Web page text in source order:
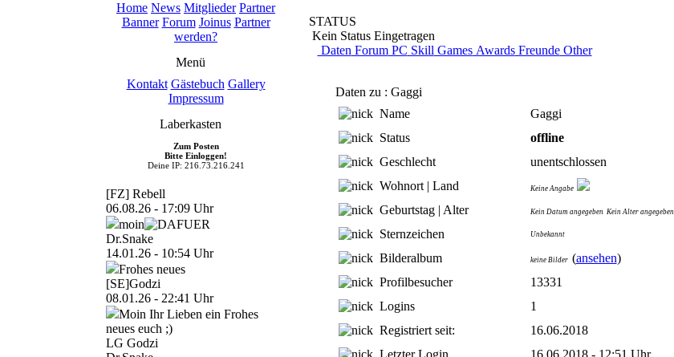
Home News Mitglieder Partner
Banner Forum Joinus Partner
werden?
Menü
Kontakt Gästebuch Gallery
Impressum
Laberkasten
Zum Posten
Bitte Einloggen!
Deine IP: 216.73.216.241
[FZ] Rebell
06.08.26 - 17:09 Uhr
moin
Dr.Snake
14.01.26 - 10:54 Uhr
Frohes neues
[SE]Godzi
08.01.26 - 22:41 Uhr
Moin Ihr Lieben ein Frohes
neues euch ;)
LG Godzi
STATUS
Kein Status Eingetragen
Daten ForumPC Skill GamesAwardsFreundeOther
Daten zu : Gaggi
Name
Gaggi
Status
offline
Geschlecht
unentschlossen
Wohnort | Land
Keine Angabe
Geburtstag | Alter Kein Datum angegeben Kein Alter angegeben
Sternzeichen Unbekannt
Bilderalbum keine Bilder (ansehen)
Profilbesucher
13331
Logins
1
Registriert seit:
16.06.2018
Letzter Login
16.06.2018 - 12:51 Uhr